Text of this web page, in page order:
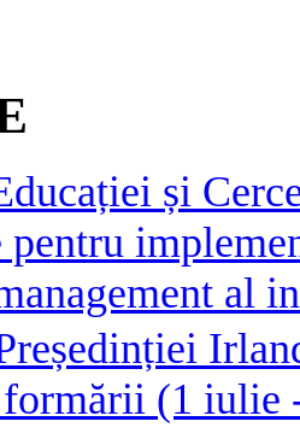
și
pentru
al
(1 iulie